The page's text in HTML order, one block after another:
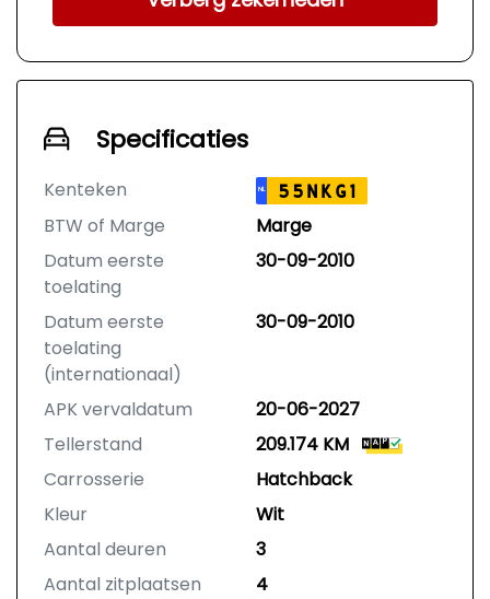
Specificaties
Kenteken NL 55NKG1
BTW of Marge
Marge
Datum eerste
toelating
30-09-2010
Datum eerste
toelating
(internationaal)
30-09-2010
APK vervaldatum
20-06-2027
Tellerstand
209.174 KM
Carrosserie
Hatchback
Kleur
Wit
Aantal deuren
3
Aantal zitplaatsen
4